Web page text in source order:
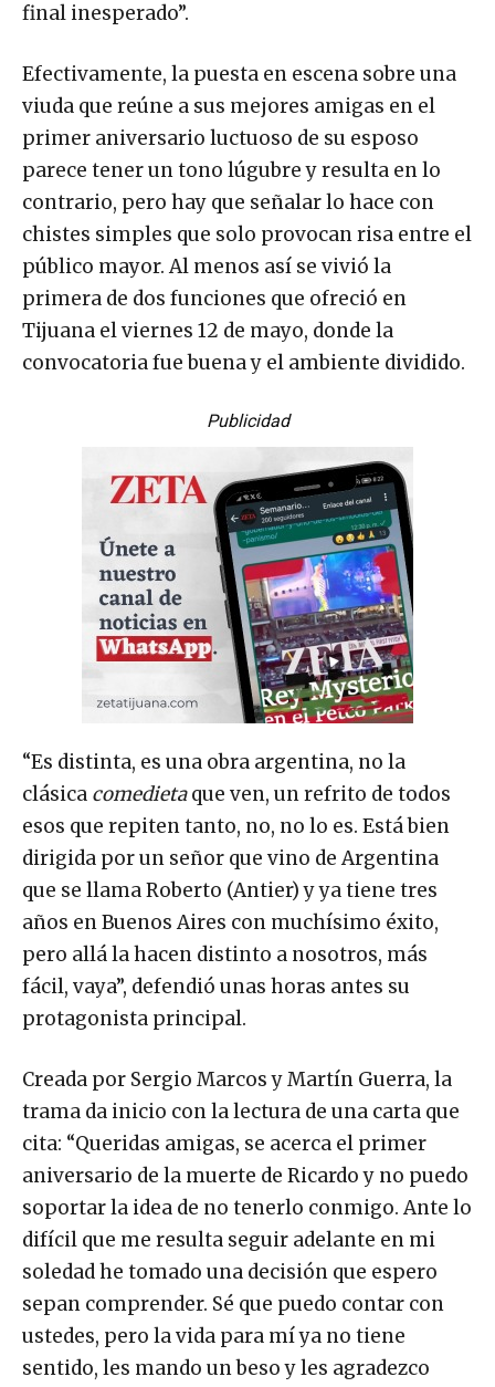
final inesperado”.
Efectivamente, la puesta en escena sobre una
viuda que reúne a sus mejores amigas en el
primer aniversario luctuoso de su esposo
parece tener un tono lúgubre y resulta en lo
contrario, pero hay que señalar lo hace con
chistes simples que solo provocan risa entre el
público mayor. Al menos así se vivió la
primera de dos funciones que ofreció en
Tijuana el viernes 12 de mayo, donde la
convocatoria fue buena y el ambiente dividido.
Publicidad
“Es distinta, es una obra argentina, no la
clásica comedietaque ven, un refrito de todos
esos que repiten tanto, no, no lo es. Está bien
dirigida por un señor que vino de Argentina
que se llama Roberto (Antier) y ya tiene tres
años en Buenos Aires con muchísimo éxito,
pero allá la hacen distinto a nosotros, más
fácil, vaya”, defendió unas horas antes su
protagonista principal.
Creada por Sergio Marcos y Martín Guerra, la
trama da inicio con la lectura de una carta que
cita: “Queridas amigas, se acerca el primer
aniversario de la muerte de Ricardo y no puedo
soportar la idea de no tenerlo conmigo. Ante lo
difícil que me resulta seguir adelante en mi
soledad he tomado una decisión que espero
sepan comprender. Sé que puedo contar con
ustedes, pero la vida para mí ya no tiene
sentido, les mando un beso y les agradezco